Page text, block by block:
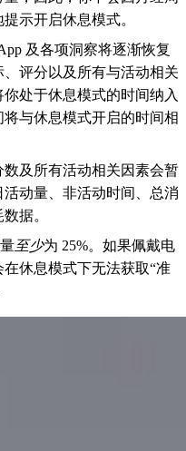
示开启休息模式。
及各项洞察将逐渐恢复
评分以及所有与活动相关
处于休息模式的时间纳入
与休息模式开启的时间相
及所有活动相关因素会暂
动量、非活动时间、总消
据。
至少为 25%。如果佩戴电
休息模式下无法获取“准